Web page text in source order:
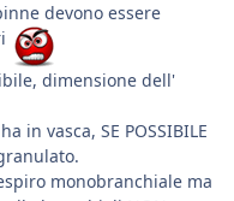
devono essere
dimensione dell'
in vasca, SE POSSIBILE
monobranchiale ma